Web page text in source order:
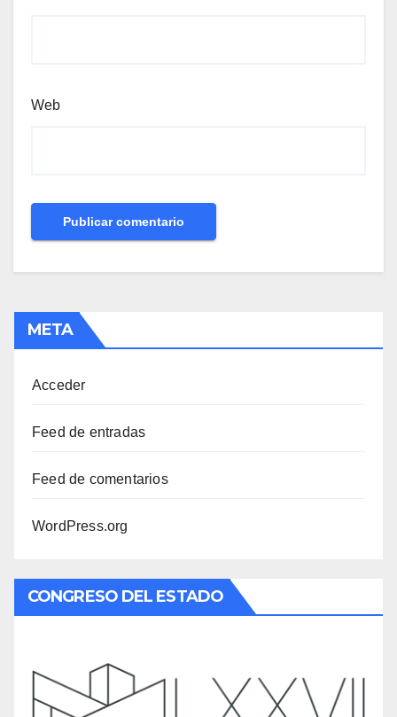
Web
META
Acceder
Feed de entradas
Feed de comentarios
WordPress.org
CONGRESO DEL ESTADO